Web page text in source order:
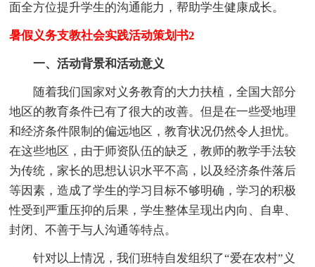
面全方位提升学生的沟通能力，帮助学生健康成长。
暑假义务支教社会实践活动策划书2
一、活动背景和活动意义
随着我们国家对义务教育的大力扶植，全国大部分
地区的教育条件已有了很大的改善。但是在一些受地理
和经济条件限制的偏远地区，教育状况仍然令人担忧。
在这些地区，由于师资队伍的缺乏，教师的教学手法较
为传统，家长的思想认识水平不高，以及经济条件落后
等因素，造成了学生的学习目标不够明确，学习的积极
性受到严重压抑的后果，学生整体呈现出内向、自卑、
封闭、不善于与人沟通等特点。
针对以上情况，我们班特自发组织了“爱在农村”义